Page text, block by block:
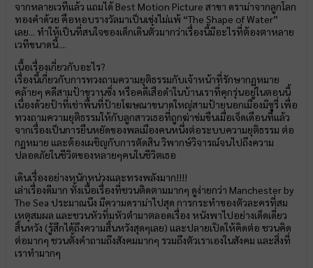
จากหลายเวทีแล้ว แถมได้ Best Motion Picture สาขา ดราม่าจากลูกโลก
ทองคำด้วย คือหอบรางวัลมาเป็นเข่งไม่แพ้ “The Shape of Water”
เลย... ทำให้เป็นที่สนใจของเด็กเดินตั๋วมากว่าเรื่องนี้มีอะไรที่ต้องตาหลาย
เวทีขนาดนี้....
เนื้อเรื่องเกี่ยวกับอะไร?
เรื่องนี้เกี่ยวกับการทวงถามความยุติธรรมกับเจ้าหน้าที่รักษากฏหมาย
คล้ายๆ คดีสามป้าขวานซิ่ง หรือคดีเสือดำในบ้านเราที่คุกรุ่นอยู่ในตอนนี้
เนื่องด้วยป้าที่เช่าพื้นที่ป้ายโฆษณาขนาดใหญ่สามป้ายนอกเมืองมิซูรี่ เพื่อ
ทวงถามความยุติธรรมให้กับลูกสาวเธอที่ถูกฆ่าข่มขืนเมื่อเจ็ดเดือนที่แล้ว
จากเรื่องเป็นการยืนหยัดของพลเมืองคนหนึ่งต่อระบบความยุติธรรม ต่อ
กฏหมาย และต้องเผชิญกับการตัดสิน วิพากษ์วิจารณ์จนไปถึงความ
ปลอดภัยในชีวิตของหลายๆคนในชีวิตเธอ
เดินเรื่องอย่างหนักหน่วงและทรงพลังมาก!!!!
เล่าเรื่องดีมาก ทั้งเนื้อเรื่องที่ชวนติดตามมากๆ ดูง่ายกว่า Manchester by
The Sea ประมาณนึง มีความดราม่าไปสุด การกระทำของตัวละครที่สม
เหตุสมผล และชวนหัวทิ่มหัวตำมาตลอดเรื่อง หนังพาไปอย่างเด็ดเดี่ยว
สิ้นหวัง (รู้สึกได้ถึงความสิ้นหวังสุดๆเลย) และปลายเปิดให้คิดต่อ ชวนคิด
ต่อมากๆ ชวนตั้งคำถามถึงสังคมมากๆ รวมถึงตัวเราเองในสังคม และสิ่งที่
เราทำมากๆ